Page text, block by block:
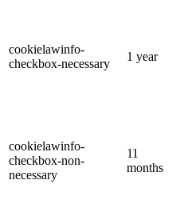
cookielawinfo-
checkbox-necessary
1 year
cookielawinfo-
checkbox-non-
necessary
11
months